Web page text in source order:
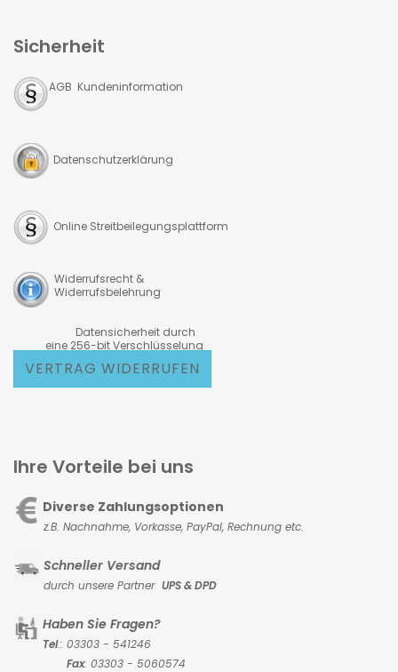
Sicherheit
AGB Kundeninformation
Datenschutzerklärung
Online Streitbeilegungsplattform
Widerrufsrecht &
Widerrufsbelehrung
Datensicherheit durch
eine 256-bit Verschlüsselung
VERTRAG WIDERRUFEN
Ihre Vorteile bei uns
Diverse Zahlungsoptionen
z.B. Nachnahme, Vorkasse, PayPal, Rechnung etc.
Schneller Versand
durch unsere Partner UPS & DPD
Haben Sie Fragen?
Tel.: 03303 - 541246
Fax: 03303 - 5060574